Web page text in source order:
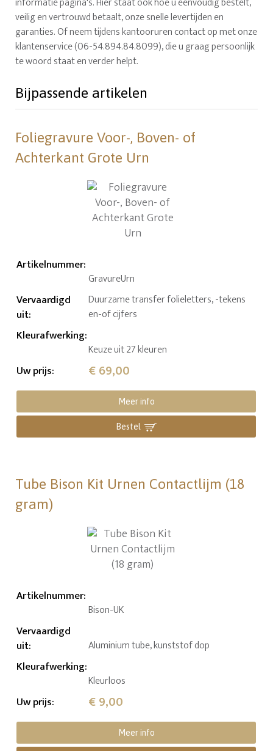
veilig en vertrouwd betaalt, onze snelle levertijden en
garanties. Of neem tijdens kantooruren contact op met onze
klantenservice (06-54.894.84.8099), die u graag persoonlijk
te woord staat en verder helpt.
Bijpassende artikelen
Foliegravure Voor-, Boven- of
Achterkant Grote Urn
Artikelnummer:
GravureUrn
Vervaardigd
uit:
Duurzame transfer folieletters, -tekens
en-of cijfers
Kleurafwerking:
Keuze uit 27 kleuren
Uw prijs: € 69,00
Meer info
Bestel
Tube Bison Kit Urnen Contactlijm (18
gram)
Artikelnummer:
Bison-UK
Vervaardigd
uit: Aluminium tube, kunststof dop
Kleurafwerking:
Kleurloos
Uw prijs: € 9,00
Meer info